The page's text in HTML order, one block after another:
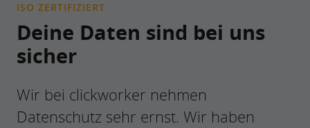
ISO ZERTIFIZIERT
Deine Daten sind bei uns
sicher
Wir bei clickworker nehmen
Datenschutz sehr ernst. Wir haben